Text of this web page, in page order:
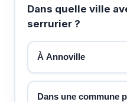
Dans quelle ville
serrurier ?
À Annoville
Dans une commune